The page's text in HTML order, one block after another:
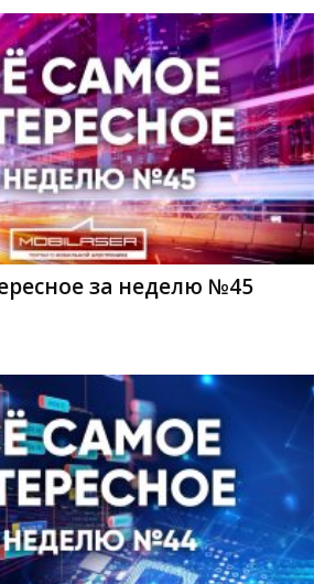
за неделю №45